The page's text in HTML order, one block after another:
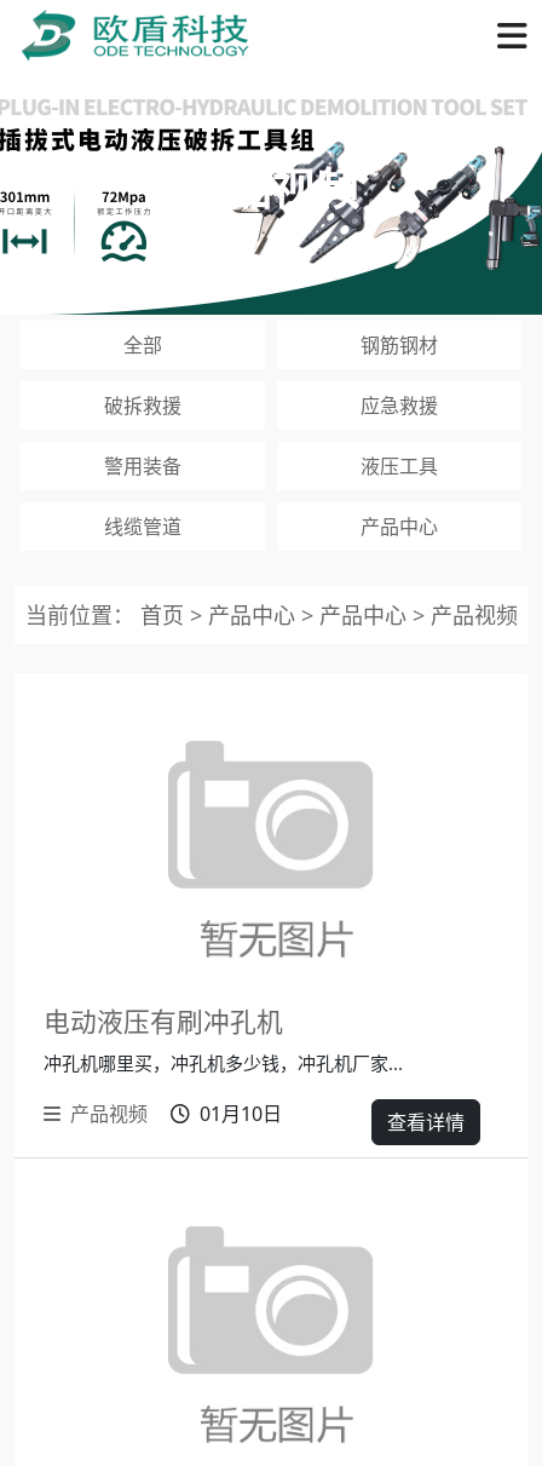
产品视频
全部 钢筋钢材
破拆救援 应急救援
警用装备 液压工具
线缆管道 产品中心
当前位置： 首页 > 产品中心> 产品中心> 产品视频
电动液压有刷冲孔机
冲孔机哪里买，冲孔机多少钱，冲孔机厂家...
产品视频 01月10日 查看详情